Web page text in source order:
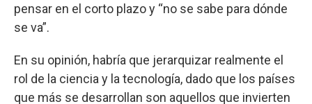
pensar en el corto plazo y “no se sabe para dónde
se va”.
En su opinión, habría que jerarquizar realmente el
rol de la ciencia y la tecnología, dado que los países
que más se desarrollan son aquellos que invierten